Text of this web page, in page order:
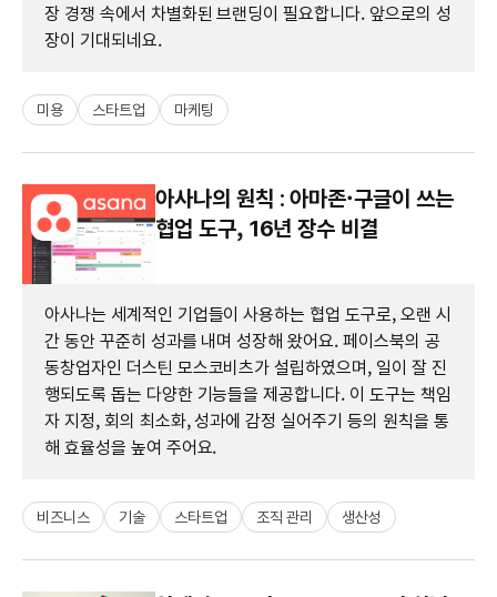
장 경쟁 속에서 차별화된 브랜딩이 필요합니다. 앞으로의 성
장이 기대되네요.
미용 스타트업 마케팅
아사나의 원칙 : 아마존·구글이 쓰는
협업 도구, 16년 장수 비결
아사나는 세계적인 기업들이 사용하는 협업 도구로, 오랜 시
간 동안 꾸준히 성과를 내며 성장해 왔어요. 페이스북의 공
동창업자인 더스틴 모스코비츠가 설립하였으며, 일이 잘 진
행되도록 돕는 다양한 기능들을 제공합니다. 이 도구는 책임
자 지정, 회의 최소화, 성과에 감정 실어주기 등의 원칙을 통
해 효율성을 높여 주어요.
비즈니스 기술 스타트업 조직 관리 생산성